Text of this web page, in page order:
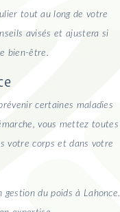
tout au long de votre
avisés et ajustera si
bien-être.
certaines maladies
vous mettez toutes
votre corps et dans votre
du poids à Lahonce.